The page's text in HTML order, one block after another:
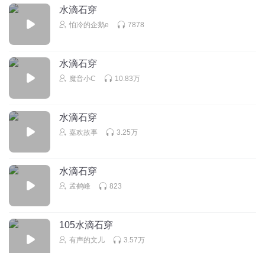
水滴石穿
怕冷的企鹅e 7878
水滴石穿
魔音小C 10.83万
水滴石穿
嘉欢故事 3.25万
水滴石穿
孟鹤峰 823
105水滴石穿
有声的文儿 3.57万